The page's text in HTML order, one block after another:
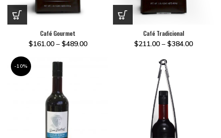
Café Gourmet
$161.00– $489.00
Café Tradicional
$211.00– $384.00
-10%